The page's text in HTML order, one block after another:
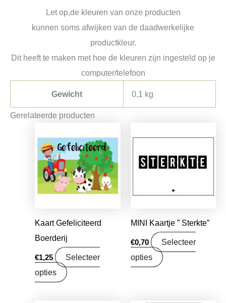
Let op,de kleuren van onze producten
kunnen soms afwijken van de daadwerkelijke
productkleur.
Dit heeft te maken met hoe de kleuren zijn ingesteld op je
computer/telefoon
Gewicht 0,1 kg
Gerelateerde producten
Kaart Gefeliciteerd
Boerderij
€1,25
Selecteer
opties
MINI Kaartje ” Sterkte”
€0,70
Selecteer
opties